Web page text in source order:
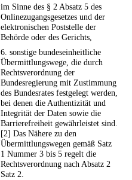
im Sinne des § 2 Absatz 5 des
Onlinezugangsgesetzes und der
elektronischen Poststelle der
Behörde oder des Gerichts,
6. sonstige bundeseinheitliche
Übermittlungswege, die durch
Rechtsverordnung der
Bundesregierung mit Zustimmung
des Bundesrates festgelegt werden,
bei denen die Authentizität und
Integrität der Daten sowie die
Barrierefreiheit gewährleistet sind.
[2] Das Nähere zu den
Übermittlungswegen gemäß Satz
1 Nummer 3 bis 5 regelt die
Rechtsverordnung nach Absatz 2
Satz 2.